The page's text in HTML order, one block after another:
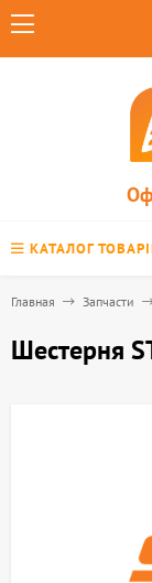
КАТАЛОГ
Главная Запчасти
Шестерня